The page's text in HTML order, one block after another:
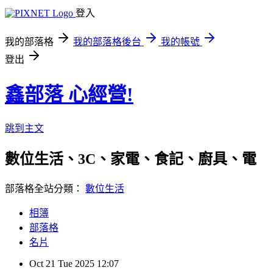
登入
我的部落格 我的部落格後台
我的帳號
登出
鑫部落 心經營!
跳到主文
數位生活、3C、家電、食記、廚具、
部落格全站分類： 數位生活
相簿
部落格
名片
Oct 21 Tue 2025 12:07